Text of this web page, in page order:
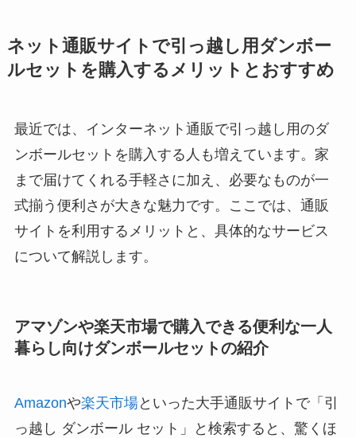
ネット通販サイトで引っ越し用ダンボー
ルセットを購入するメリットとおすすめ
最近では、インターネット通販で引っ越し用のダ
ンボールセットを購入する人も増えています。家
まで届けてくれる手軽さに加え、必要なものが一
式揃う便利さが大きな魅力です。ここでは、通販
サイトを利用するメリットと、具体的なサービス
について解説します。
アマゾンや楽天市場で購入できる便利な一人
暮らし向けダンボールセットの紹介
Amazonや楽天市場といった大手通販サイトで「引
っ越し ダンボール セット」と検索すると、驚くほ